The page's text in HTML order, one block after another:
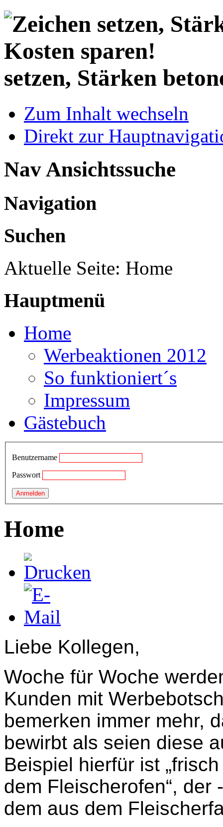
setzen, Stärken
Zum Inhalt wechseln
Direkt zur
Nav Ansichtssuche
Navigation
Suchen
Aktuelle Seite: Home
Hauptmenü
Home
Werbeaktionen 2012
So funktioniert´s
Impressum
Gästebuch
Benutzername
Passwort
Home
Liebe Kollegen,
Woche für Woche
Kunden mit
bemerken immer mehr,
bewirbt als seien diese
Beispiel hierfür ist
dem Fleischerofen“, der
dem aus dem